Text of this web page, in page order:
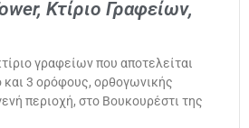
Κτίριο Γραφείων,
γραφείων που αποτελείται
και 3 ορόφους, ορθογωνικής
περιοχή, στο Βουκουρέστι της